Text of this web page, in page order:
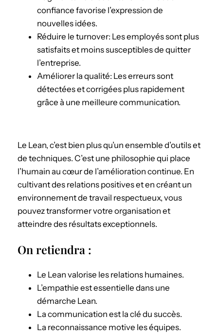
confiance favorise l’expression de
nouvelles idées.
Réduire le turnover: Les employés sont plus
satisfaits et moins susceptibles de quitter
l’entreprise.
Améliorer la qualité: Les erreurs sont
détectées et corrigées plus rapidement
grâce à une meilleure communication.
Le Lean, c’est bien plus qu’un ensemble d’outils et
de techniques. C’est une philosophie qui place
l’humain au cœur de l’amélioration continue. En
cultivant des relations positives et en créant un
environnement de travail respectueux, vous
pouvez transformer votre organisation et
atteindre des résultats exceptionnels.
On retiendra :
Le Lean valorise les relations humaines.
L’empathie est essentielle dans une
démarche Lean.
La communication est la clé du succès.
La reconnaissance motive les équipes.